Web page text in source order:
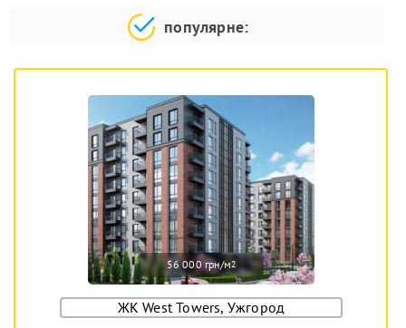
популярне:
56 000 грн/м2
ЖК West Towers, Ужгород